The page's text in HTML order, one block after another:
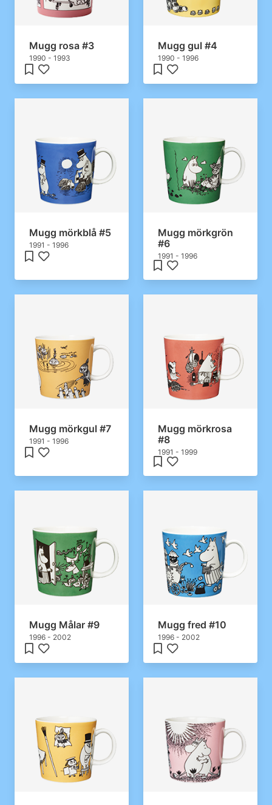
Mugg rosa #3
1990 - 1993
Mugg gul #4
1990 - 1996
Mugg mörkblå #5
1991 - 1996
Mugg mörkgrön
#6
1991 - 1996
Mugg mörkgul #7
1991 - 1996
Mugg mörkrosa
#8
1991 - 1999
Mugg Målar #9
1996 - 2002
Mugg fred #10
1996 - 2002